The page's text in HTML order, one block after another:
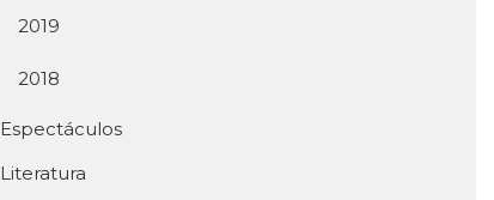
2019
2018
Espectáculos
Literatura